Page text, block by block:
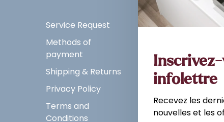
Service Request
Methods of
payment
Shipping & Returns
Privacy Policy
Terms and
Conditions
Sign up for
infolettre
Recevez les
nouvelles et les